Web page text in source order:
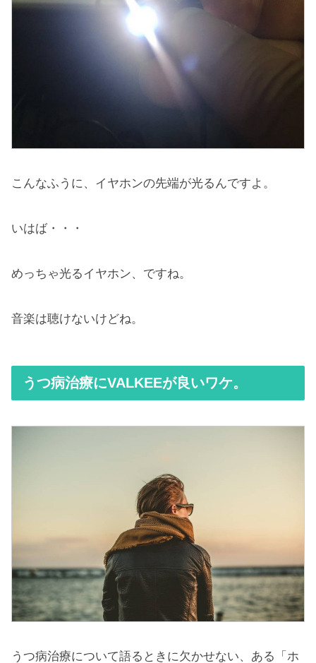
こんなふうに、イヤホンの先端が光るんですよ。
いはば・・・
めっちゃ光るイヤホン、ですね。
音楽は聴けないけどね。
うつ病治療にVALKEEが良いワケ。
うつ病治療について語るときに欠かせない、ある「ホ